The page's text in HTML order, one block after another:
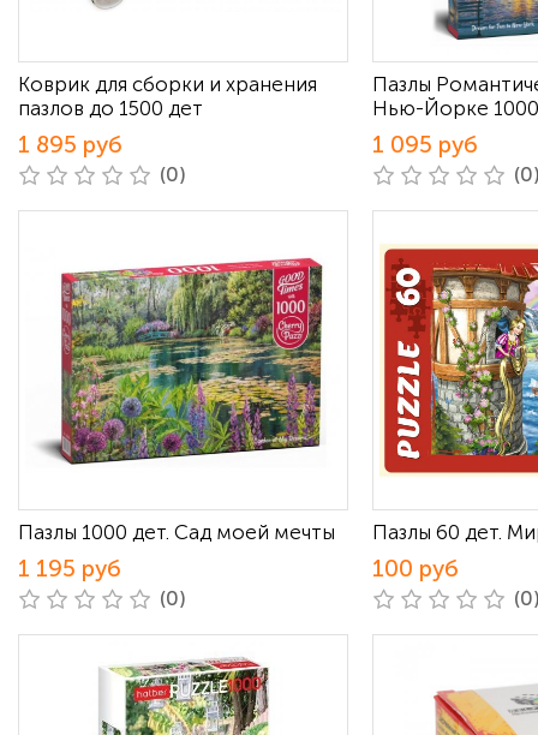
Коврик для сборки и хранения
пазлов до 1500 дет
1 895 руб
(0)
Пазлы
Нью-Йорке
1 095 руб
Пазлы 1000 дет. Сад моей мечты
1 195 руб
(0)
Пазлы 60 дет.
100 руб